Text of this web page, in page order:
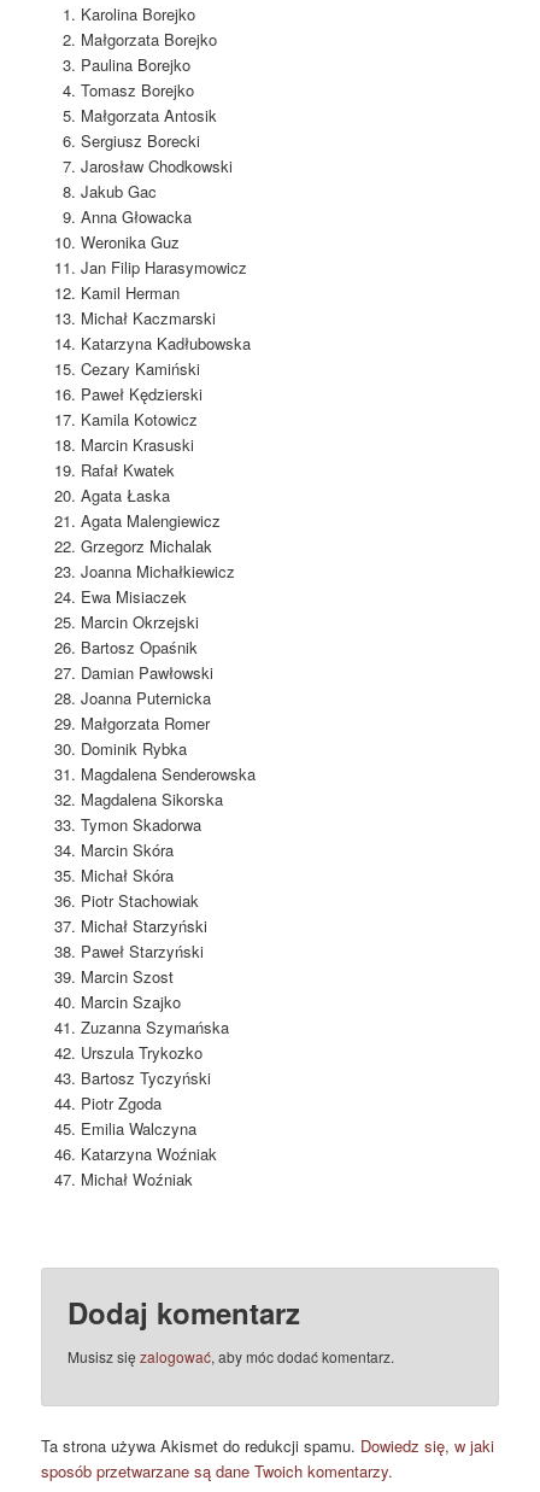
Karolina Borejko
Małgorzata Borejko
Paulina Borejko
Tomasz Borejko
Małgorzata Antosik
Sergiusz Borecki
Jarosław Chodkowski
Jakub Gac
Anna Głowacka
Weronika Guz
Jan Filip Harasymowicz
Kamil Herman
Michał Kaczmarski
Katarzyna Kadłubowska
Cezary Kamiński
Paweł Kędzierski
Kamila Kotowicz
Marcin Krasuski
Rafał Kwatek
Agata Łaska
Agata Malengiewicz
Grzegorz Michalak
Joanna Michałkiewicz
Ewa Misiaczek
Marcin Okrzejski
Bartosz Opaśnik
Damian Pawłowski
Joanna Puternicka
Małgorzata Romer
Dominik Rybka
Magdalena Senderowska
Magdalena Sikorska
Tymon Skadorwa
Marcin Skóra
Michał Skóra
Piotr Stachowiak
Michał Starzyński
Paweł Starzyński
Marcin Szost
Marcin Szajko
Zuzanna Szymańska
Urszula Trykozko
Bartosz Tyczyński
Piotr Zgoda
Emilia Walczyna
Katarzyna Woźniak
Michał Woźniak
Dodaj komentarz
Musisz sięzalogować, aby móc dodać komentarz.
Ta strona używa Akismet do redukcji spamu. Dowiedz się, w jaki
sposób przetwarzane są dane Twoich komentarzy.